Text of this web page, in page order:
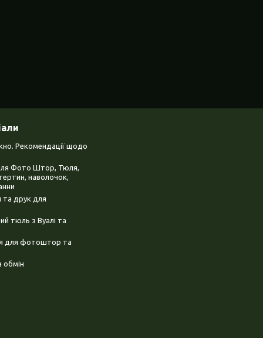
Рекомендації щодо
Фото Штор, Тюля,
наволочок,
та друк для
тюль з Вуалі та
для фотоштор та
обмін